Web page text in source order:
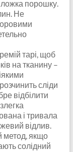
ложка порошку.
Не
тарі, щоб
на тканину –
сліди
відбілити
і тривала
відлив.
метод, якщо
солідний